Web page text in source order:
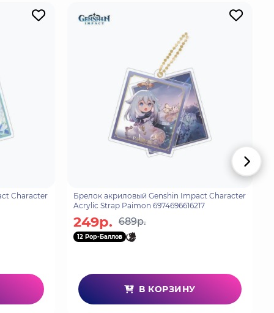
Character
Брелок акриловый Genshin Impact Character
Acrylic Strap Paimon 6974696616217
249р. 689р.
12 Pop-Баллов
В КОРЗИНУ